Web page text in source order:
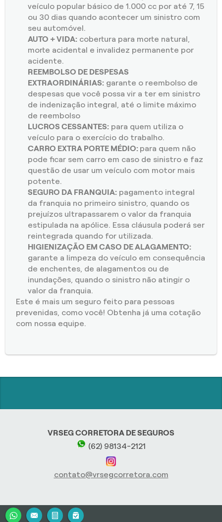
veículo popular básico de 1.000 cc por até 7, 15
ou 30 dias quando acontecer um sinistro com
seu automóvel.
AUTO + VIDA: cobertura para morte natural,
morte acidental e invalidez permanente por
acidente.
REEMBOLSO DE DESPESAS
EXTRAORDINÁRIAS: garante o reembolso de
despesas que você possa vir a ter em sinistro
de indenização integral, até o limite máximo
de reembolso
LUCROS CESSANTES: para quem utiliza o
veículo para o exercício do trabalho.
CARRO EXTRA PORTE MÉDIO: para quem não
pode ficar sem carro em caso de sinistro e faz
questão de usar um veículo com motor mais
potente.
SEGURO DA FRANQUIA: pagamento integral
da franquia no primeiro sinistro, quando os
prejuízos ultrapassarem o valor da franquia
estipulada na apólice. Essa cláusula poderá ser
reintegrada quando for utilizada.
HIGIENIZAÇÃO EM CASO DE ALAGAMENTO:
garante a limpeza do veículo em consequência
de enchentes, de alagamentos ou de
inundações, quando o sinistro não atingir o
valor da franquia.
Este é mais um seguro feito para pessoas
prevenidas, como você! Obtenha já uma cotação
com nossa equipe.
VRSEG CORRETORA DE SEGUROS
(62) 98134-2121
contato@vrsegcorretora.com